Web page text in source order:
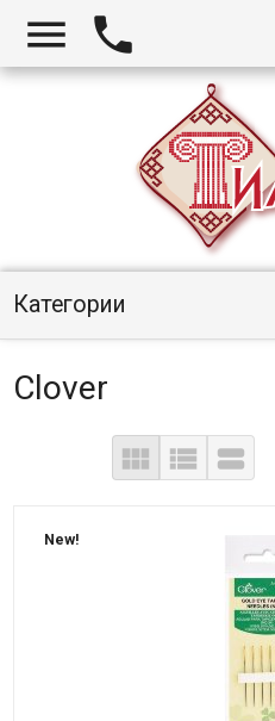
 
Категории
Clover
  
New!